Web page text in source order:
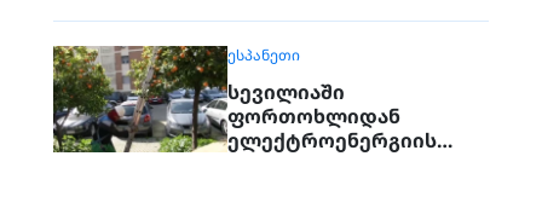
ᲔᲡᲞᲐᲜᲔᲗᲘ
სევილიაში
ფორთოხლიდან
ელექტროენერგიის